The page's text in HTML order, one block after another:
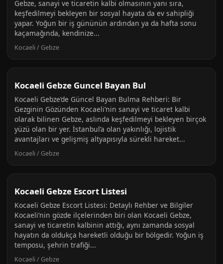
Gebze, sanayi ve ticaretin kalbi olmasının yanı sıra,
keşfedilmeyi bekleyen bir sosyal hayata da ev sahipliği
yapar. Yoğun bir iş gününün ardından ya da hafta sonu
kaçamağında, kendinize...
Kocaeli / Gebze
Kocaeli Gebze Guncel Bayan Bul
Kocaeli Gebze’de Güncel Bayan Bulma Rehberi: Bir
Gezginin Gözünden Kocaeli’nin sanayi ve ticaret kalbi
olarak bilinen Gebze, aslında keşfedilmeyi bekleyen birçok
yüzü olan bir yer. İstanbul’a olan yakınlığı, lojistik
avantajları ve gelişmiş altyapısıyla sürekli hareket...
Kocaeli / Gebze
Kocaeli Gebze Escort Listesi
Kocaeli Gebze Escort Listesi: Detaylı Rehber ve Bilgiler
Kocaeli’nin gözde ilçelerinden biri olan Kocaeli Gebze,
sanayi ve ticaretin kalbinin attığı, aynı zamanda sosyal
hayatın da oldukça hareketli olduğu bir bölgedir. Yoğun iş
temposu, şehrin trafiği...
Kocaeli / Gebze